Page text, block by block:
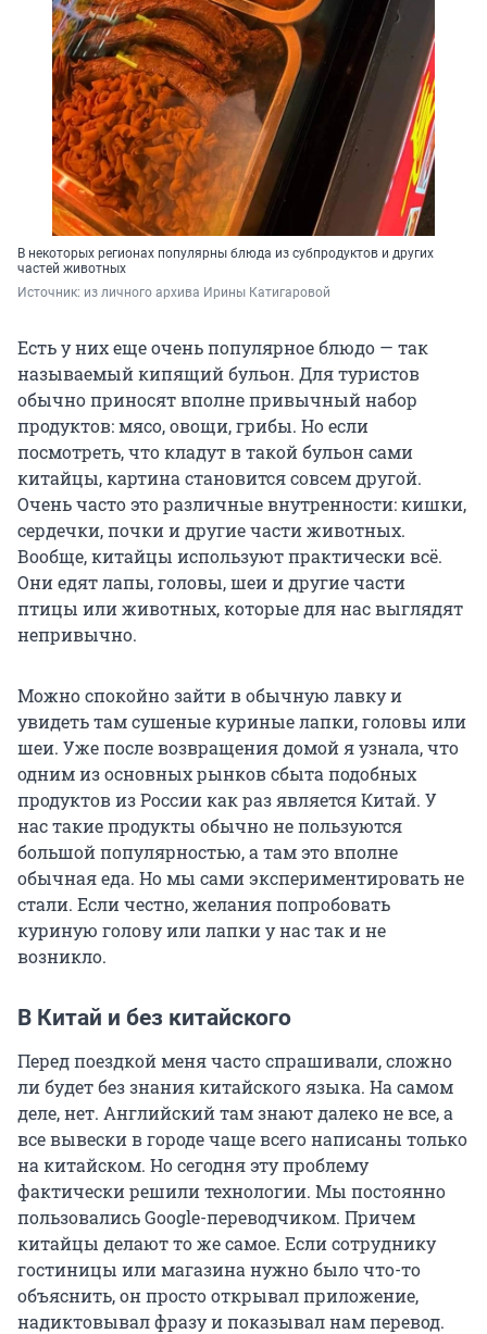
В некоторых регионах популярны блюда из субпродуктов и других
частей животных
Источник: из личного архива Ирины Катигаровой
Есть у них еще очень популярное блюдо — так
называемый кипящий бульон. Для туристов
обычно приносят вполне привычный набор
продуктов: мясо, овощи, грибы. Но если
посмотреть, что кладут в такой бульон сами
китайцы, картина становится совсем другой.
Очень часто это различные внутренности: кишки,
сердечки, почки и другие части животных.
Вообще, китайцы используют практически всё.
Они едят лапы, головы, шеи и другие части
птицы или животных, которые для нас выглядят
непривычно.
Можно спокойно зайти в обычную лавку и
увидеть там сушеные куриные лапки, головы или
шеи. Уже после возвращения домой я узнала, что
одним из основных рынков сбыта подобных
продуктов из России как раз является Китай. У
нас такие продукты обычно не пользуются
большой популярностью, а там это вполне
обычная еда. Но мы сами экспериментировать не
стали. Если честно, желания попробовать
куриную голову или лапки у нас так и не
возникло.
В Китай и без китайского
Перед поездкой меня часто спрашивали, сложно
ли будет без знания китайского языка. На самом
деле, нет. Английский там знают далеко не все, а
все вывески в городе чаще всего написаны только
на китайском. Но сегодня эту проблему
фактически решили технологии. Мы постоянно
пользовались Google-переводчиком. Причем
китайцы делают то же самое. Если сотруднику
гостиницы или магазина нужно было что-то
объяснить, он просто открывал приложение,
надиктовывал фразу и показывал нам перевод.